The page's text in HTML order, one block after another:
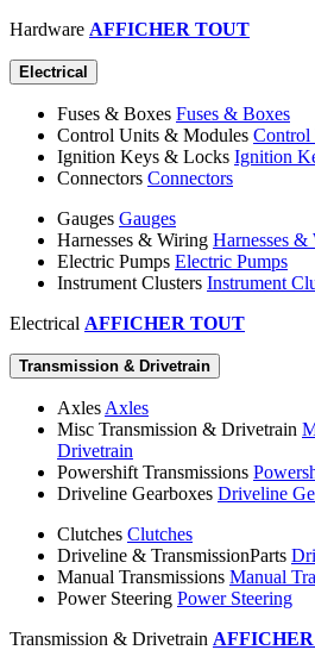
Hardware AFFICHER TOUT
Electrical
Fuses & Boxes Fuses & Boxes
Control Units & Modules Control
Ignition Keys & Locks Ignition
Connectors Connectors
Gauges Gauges
Harnesses & Wiring Harnesses &
Electric Pumps Electric Pumps
Instrument Clusters Instrument
Electrical AFFICHER TOUT
Transmission & Drivetrain
Axles Axles
Misc Transmission & Drivetrain
Drivetrain
Powershift Transmissions
Driveline Gearboxes Driveline
Clutches Clutches
Driveline & TransmissionParts
Manual Transmissions Manual
Power Steering Power Steering
Transmission & Drivetrain